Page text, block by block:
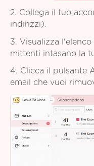
2. Collega il tuo
indirizzi).
3. Visualizza
mittenti intasano la
4. Clicca il pulsante
email che vuoi